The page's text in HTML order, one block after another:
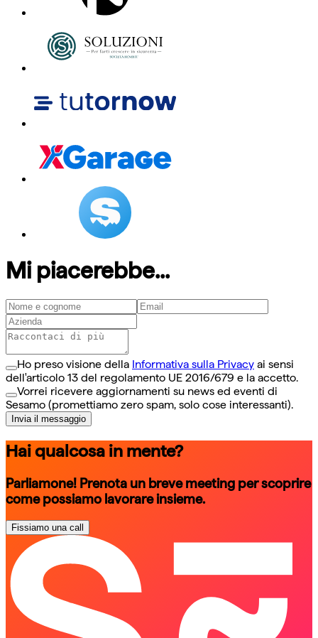
Mi piacerebbe...
Ho preso visione della Informativa sulla Privacy ai sensi
dell'articolo 13 del regolamento UE 2016/679 e la accetto.
Vorrei ricevere aggiornamenti su news ed eventi di
Sesamo (promettiamo zero spam, solo cose interessanti).
Invia il messaggio
Hai qualcosa in mente?
Parliamone! Prenota un breve meeting per scoprire
come possiamo lavorare insieme.
Fissiamo una call
schedule a call
schedule a call